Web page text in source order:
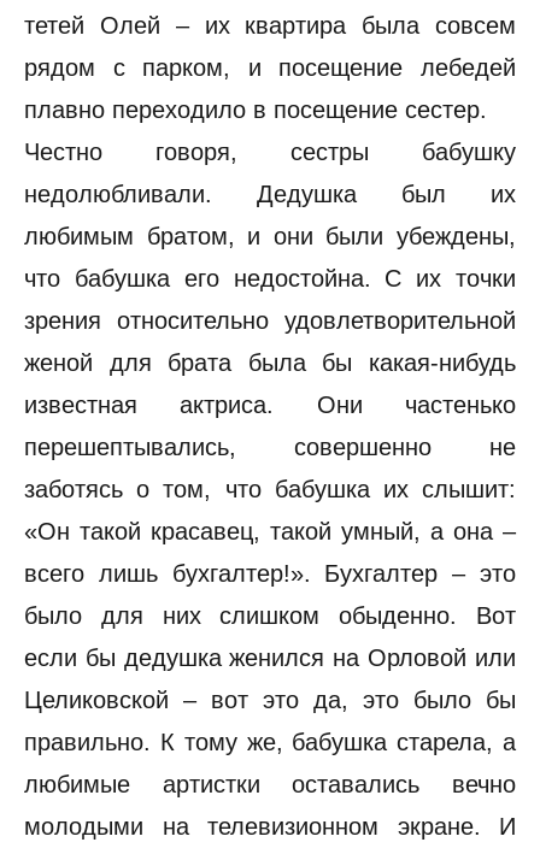
тетей Олей – их квартира была совсем
рядом с парком, и посещение лебедей
плавно переходило в посещение сестер.
Честно говоря, сестры бабушку
недолюбливали. Дедушка был их
любимым братом, и они были убеждены,
что бабушка его недостойна. С их точки
зрения относительно удовлетворительной
женой для брата была бы какая-нибудь
известная актриса. Они частенько
перешептывались, совершенно не
заботясь о том, что бабушка их слышит:
«Он такой красавец, такой умный, а она –
всего лишь бухгалтер!». Бухгалтер – это
было для них слишком обыденно. Вот
если бы дедушка женился на Орловой или
Целиковской – вот это да, это было бы
правильно. К тому же, бабушка старела, а
любимые артистки оставались вечно
молодыми на телевизионном экране. И